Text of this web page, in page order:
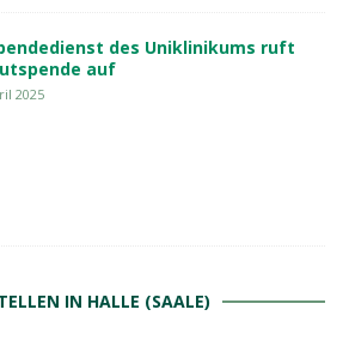
des Uniklinikums ruft
auf
2025
IN HALLE (SAALE)